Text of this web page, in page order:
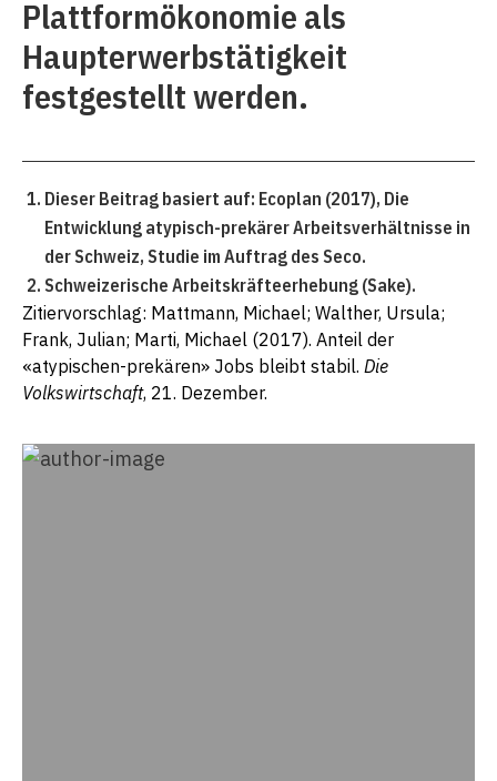
Plattformökonomie als
Haupterwerbstätigkeit
festgestellt werden.
Dieser Beitrag basiert auf: Ecoplan (2017), Die
Entwicklung atypisch-prekärer Arbeitsverhältnisse in
der Schweiz, Studie im Auftrag des Seco.
Schweizerische Arbeitskräfteerhebung (Sake).
Zitiervorschlag: Mattmann, Michael; Walther, Ursula;
Frank, Julian; Marti, Michael (2017). Anteil der
«atypischen-prekären» Jobs bleibt stabil. Die
Volkswirtschaft, 21. Dezember.